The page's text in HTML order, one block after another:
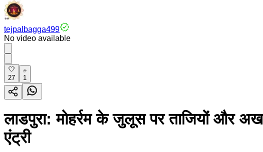
tejpalbagga499
No video available
27 1
लाडपुरा: मोहर्रम के जुलूस पर ताजियों और
एंट्री